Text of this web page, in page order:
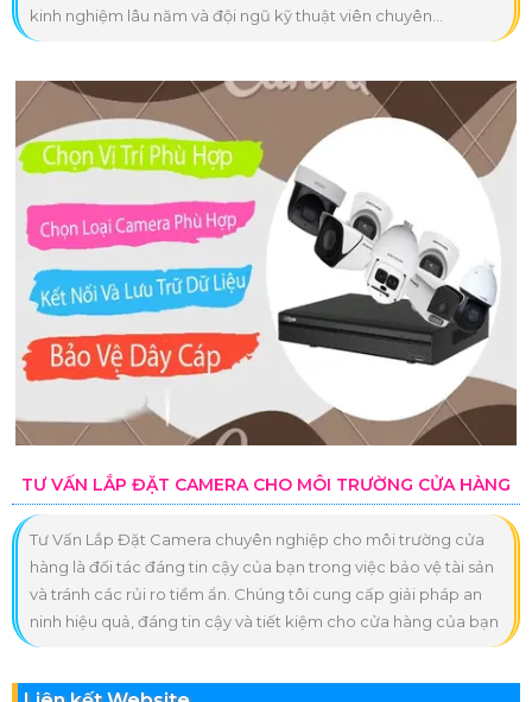
kinh nghiệm lâu năm và đội ngũ kỹ thuật viên chuyên...
TƯ VẤN LẮP ĐẶT CAMERA CHO MÔI TRƯỜNG CỬA HÀNG
Tư Vấn Lắp Đặt Camera chuyên nghiệp cho môi trường cửa
hàng là đối tác đáng tin cậy của bạn trong việc bảo vệ tài sản
và tránh các rủi ro tiềm ẩn. Chúng tôi cung cấp giải pháp an
ninh hiệu quả, đáng tin cậy và tiết kiệm cho cửa hàng của bạn